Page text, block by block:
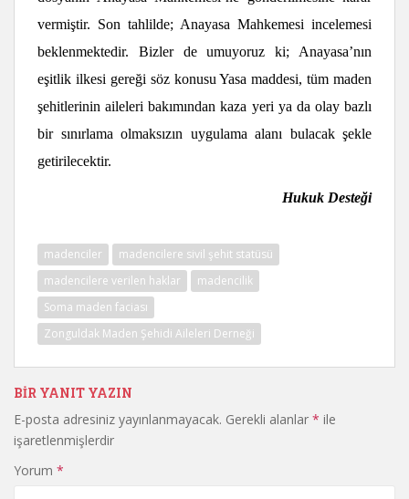
vermiştir. Son tahlilde; Anayasa Mahkemesi incelemesi
beklenmektedir. Bizler de umuyoruz ki; Anayasa’nın
eşitlik ilkesi gereği söz konusu Yasa maddesi, tüm maden
şehitlerinin aileleri bakımından kaza yeri ya da olay bazlı
bir sınırlama olmaksızın uygulama alanı bulacak şekle
getirilecektir.
Hukuk Desteği
madenciler
madencilere sivil şehit statüsü
madencilere verilen haklar
madencilik
Soma maden faciası
Zonguldak Maden Şehidi Aileleri Derneği
BIR YANIT YAZIN
E-posta adresiniz yayınlanmayacak. Gerekli alanlar * ile
işaretlenmişlerdir
Yorum *